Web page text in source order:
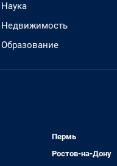
Наука
Недвижимость
Образование
Пермь
Ростов-на-Дону